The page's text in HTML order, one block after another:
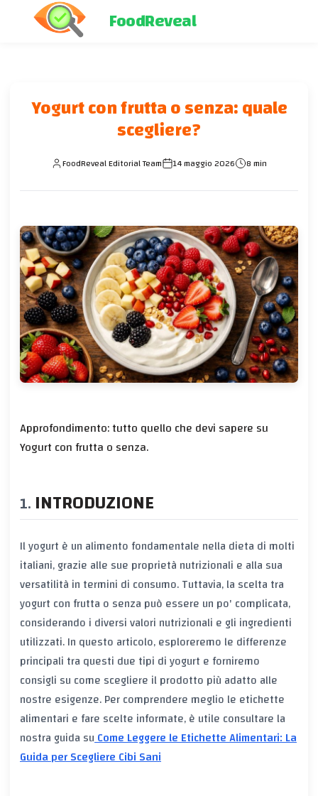
FoodReveal
Yogurt con frutta o senza: quale
scegliere?
FoodReveal Editorial Team 14 maggio 2026 8 min
Approfondimento: tutto quello che devi sapere su
Yogurt con frutta o senza.
INTRODUZIONE
Il yogurt è un alimento fondamentale nella dieta di molti
italiani, grazie alle sue proprietà nutrizionali e alla sua
versatilità in termini di consumo. Tuttavia, la scelta tra
yogurt con frutta o senza può essere un po' complicata,
considerando i diversi valori nutrizionali e gli ingredienti
utilizzati. In questo articolo, esploreremo le differenze
principali tra questi due tipi di yogurt e forniremo
consigli su come scegliere il prodotto più adatto alle
nostre esigenze. Per comprendere meglio le etichette
alimentari e fare scelte informate, è utile consultare la
nostra guida suCome Leggere le Etichette Alimentari: La
Guida per Scegliere Cibi Sani